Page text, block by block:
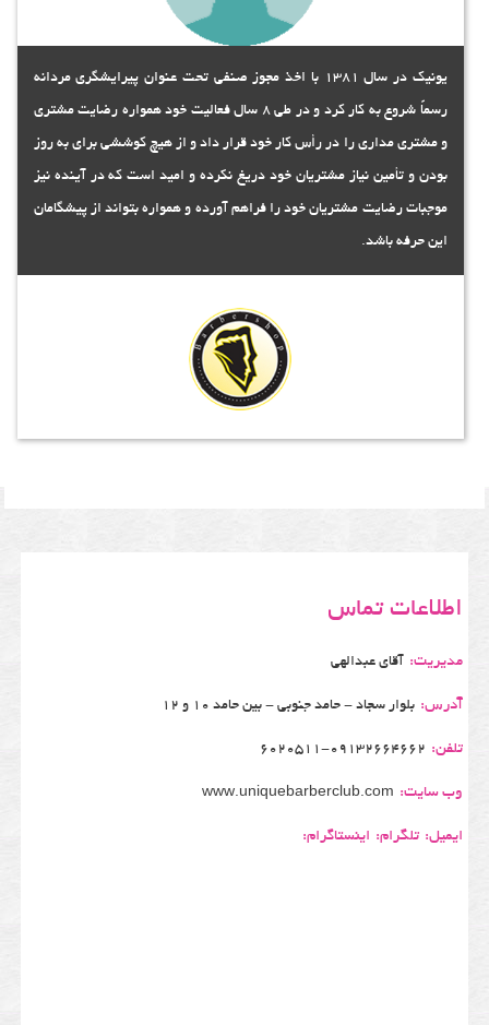
یونیک در سال 1381 با اخذ مجوز صنفی تحت عنوان پیرایشگری مردانه
رسماً شروع به کار کرد و در طی 8 سال فعالیت خود همواره رضایت مشتری
و مشتری مداری را در رأس کار خود قرار داد و از هیچ کوششی برای به روز
بودن و تأمین نیاز مشتریان خود دریغ نکرده و امید است که در آینده نیز
موجبات رضایت مشتریان خود را فراهم آورده و همواره بتواند از پیشگامان
این حرفه باشد.
اطلاعات تماس
مدیریت: آقای عبدالهی
آدرس: بلوار سجاد - حامد جنوبی - بین حامد 10 و 12
تلفن: 6020511-09132664662
وب سایت: www.uniquebarberclub.com
ایمیل: تلگرام: اینستاگرام: